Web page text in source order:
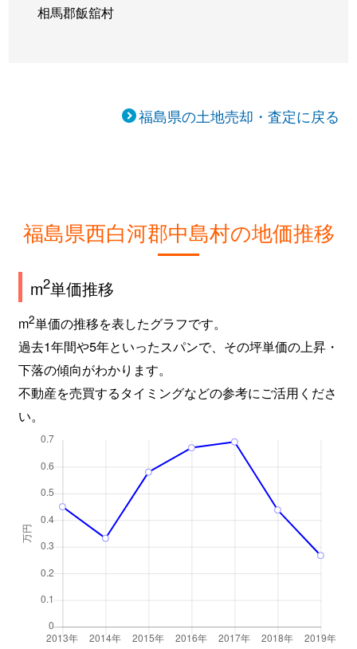
相馬郡飯舘村
福島県の土地売却・査定に戻る
福島県西白河郡中島村の地価推移
m2単価推移
m2単価の推移を表したグラフです。
過去1年間や5年といったスパンで、その坪単価の上昇・
下落の傾向がわかります。
不動産を売買するタイミングなどの参考にご活用くださ
い。